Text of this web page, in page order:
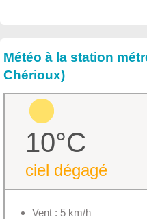
Météo à la station
Chérioux)
10°C
ciel dégagé
Vent : 5 km/h